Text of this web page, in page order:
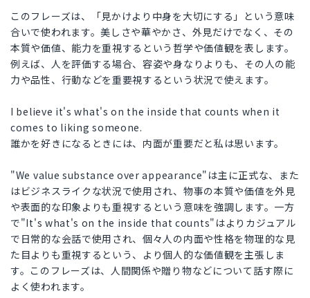
このフレーズは、「見かけより中身を大切にする」という意味
合いで使われます。美しさや華やかさ、外見だけでなく、その
本質や価値、能力を重視するという哲学や価値観を表します。
例えば、人を評価する場合、容姿や身なりよりも、その人の能
力や品性、行動などを重要視するという状況で使えます。
I believe it's what's on the inside that counts when it
comes to liking someone.
誰かを好きになるときには、内面が重要だと私は思います。
"We value substance over appearance"は主に正式な、また
はビジネスライクな状況で使用され、物事の本質や価値を外見
や表面的な印象よりも重視するという意味を強調します。一方
で"It's what's on the inside that counts"はよりカジュアル
で日常的な会話で使用され、個々人の内面や性格を物理的な見
た目よりも重視するという、より個人的な価値観を主張しま
す。このフレーズは、人間関係や贈り物などについて話す際に
よく使われます。